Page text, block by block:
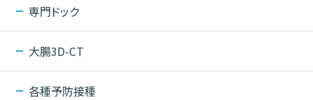
専門ドック
大腸3D-CT
各種予防接種